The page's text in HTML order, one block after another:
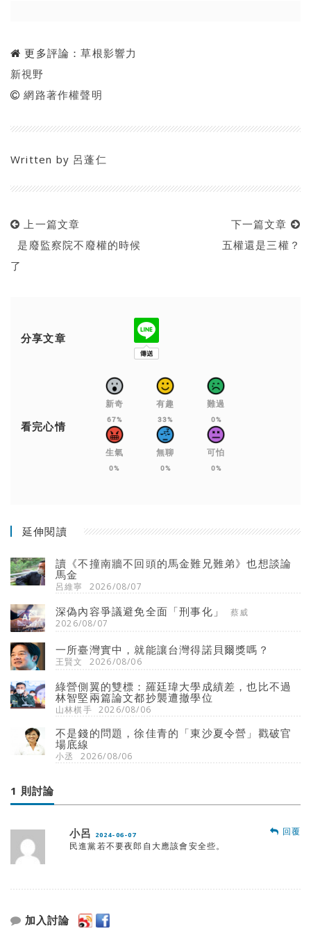
更多評論：草根影響力
新視野
網路著作權聲明
Written by 呂蓬仁
上一篇文章
是廢監察院不廢權的時候
了
下一篇文章
五權還是三權？
分享文章
看完心情
新奇
67%
有趣
33%
難過
0%
生氣
0%
無聊
0%
可怕
0%
延伸閱讀
讀《不撞南牆不回頭的馬金難兄難弟》也想談論
馬金
呂維寧 2026/08/07
深偽內容爭議避免全面「刑事化」
蔡威
2026/08/07
一所臺灣實中，就能讓台灣得諾貝爾獎嗎？
王賢文 2026/08/06
綠營側翼的雙標：羅廷瑋大學成績差，也比不過
林智堅兩篇論文都抄襲遭撤學位
山林棋手 2026/08/06
不是錢的問題，徐佳青的「東沙夏令營」戳破官
場底線
小丞 2026/08/06
1 則討論
小呂 2024-06-07
民進黨若不要夜郎自大應該會安全些。
回覆
加入討論